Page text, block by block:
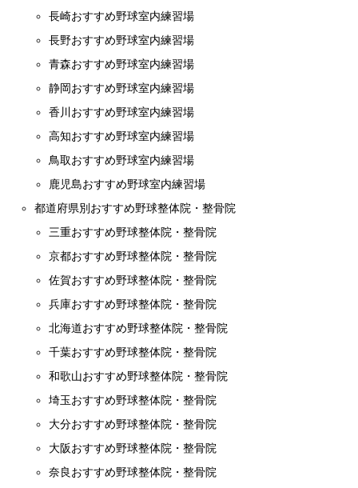
長崎おすすめ野球室内練習場
長野おすすめ野球室内練習場
青森おすすめ野球室内練習場
静岡おすすめ野球室内練習場
香川おすすめ野球室内練習場
高知おすすめ野球室内練習場
鳥取おすすめ野球室内練習場
鹿児島おすすめ野球室内練習場
都道府県別おすすめ野球整体院・整骨院
三重おすすめ野球整体院・整骨院
京都おすすめ野球整体院・整骨院
佐賀おすすめ野球整体院・整骨院
兵庫おすすめ野球整体院・整骨院
北海道おすすめ野球整体院・整骨院
千葉おすすめ野球整体院・整骨院
和歌山おすすめ野球整体院・整骨院
埼玉おすすめ野球整体院・整骨院
大分おすすめ野球整体院・整骨院
大阪おすすめ野球整体院・整骨院
奈良おすすめ野球整体院・整骨院